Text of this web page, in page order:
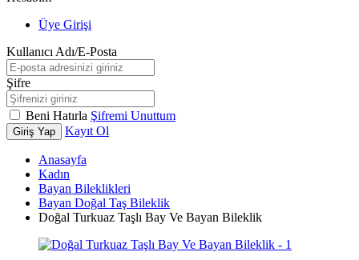
Üye Girişi
Kullanıcı Adı/E-Posta
Şifre
Beni Hatırla Şifremi Unuttum
Giriş Yap Kayıt Ol
Anasayfa
Kadın
Bayan Bileklikleri
Bayan Doğal Taş Bileklik
Doğal Turkuaz Taşlı Bay Ve Bayan Bileklik